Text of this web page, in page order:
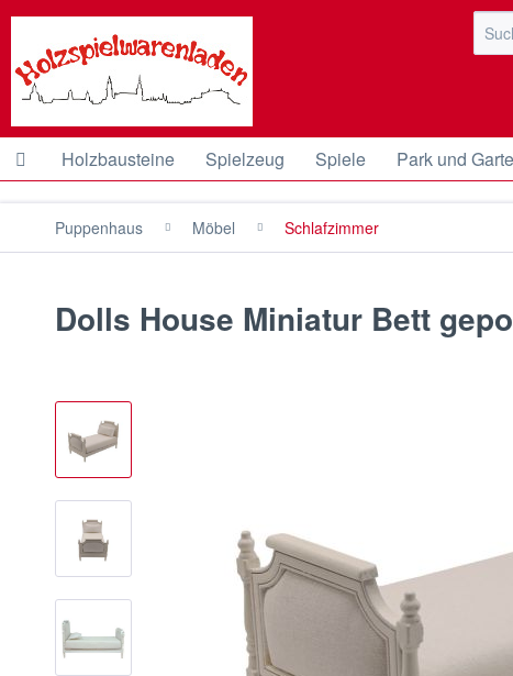
Holzbausteine Spielzeug Spiele Park und
Puppenhaus Möbel Schlafzimmer
Dolls House Miniatur Bett